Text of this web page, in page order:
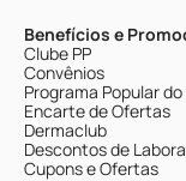
Benefícios e
Clube PP
Convênios
Programa Popular
Encarte de Ofertas
Dermaclub
Descontos de
Cupons e Ofertas